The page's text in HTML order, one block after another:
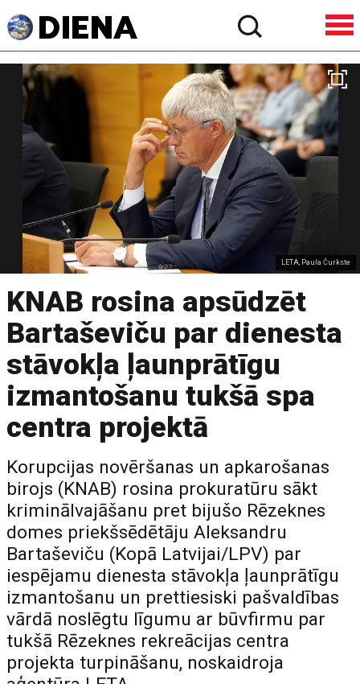
LETA, Paula Čurkste
KNAB rosina apsūdzēt
Bartaševiču par dienesta
stāvokļa ļaunprātīgu
izmantošanu tukšā spa
centra projektā
Korupcijas novēršanas un apkarošanas
birojs (KNAB) rosina prokuratūru sākt
kriminālvajāšanu pret bijušo Rēzeknes
domes priekšsēdētāju Aleksandru
Bartaševiču (Kopā Latvijai/LPV) par
iespējamu dienesta stāvokļa ļaunprātīgu
izmantošanu un prettiesiski pašvaldības
vārdā noslēgtu līgumu ar būvfirmu par
tukšā Rēzeknes rekreācijas centra
projekta turpināšanu, noskaidroja